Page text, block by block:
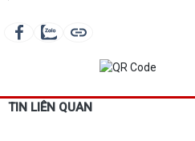
TIN LIÊN QUAN